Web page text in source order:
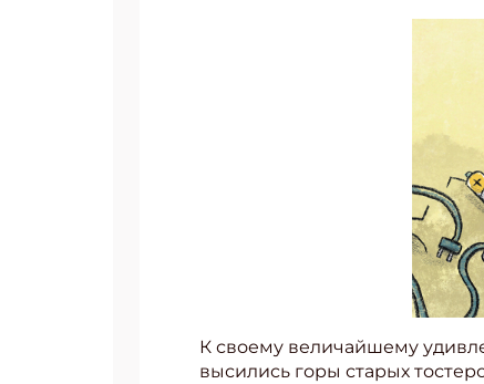
К своему величайшему
высились горы старых